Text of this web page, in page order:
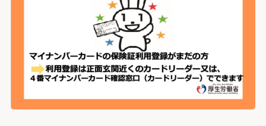
よくあるご質問
リハビリテーション科
病理診断科
総合診療科
センター
アレルギーセンター
化学療法センター